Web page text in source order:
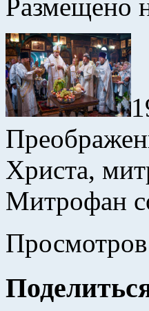
Размещено
Христа,
Митрофан